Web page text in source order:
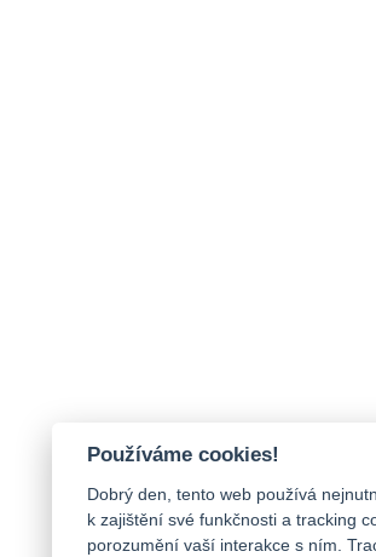
Používáme cookies!
Dobrý den, tento web používá
k zajištění své funkčnosti a tracking
porozumění vaší interakce s ním.